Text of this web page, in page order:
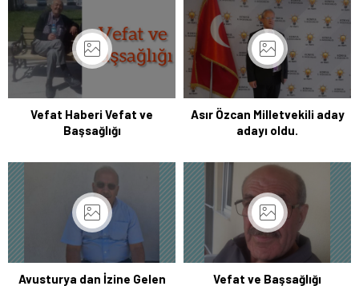
Vefat Haberi Vefat ve
Başsağlığı
Asır Özcan Milletvekili aday
adayı oldu.
Avusturya dan İzine Gelen
Vefat ve Başsağlığı